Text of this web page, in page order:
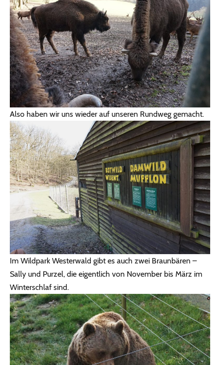
Also haben wir uns wieder auf unseren Rundweg gemacht.
Im Wildpark Westerwald gibt es auch zwei Braunbären –
Sally und Purzel, die eigentlich von November bis März im
Winterschlaf sind.